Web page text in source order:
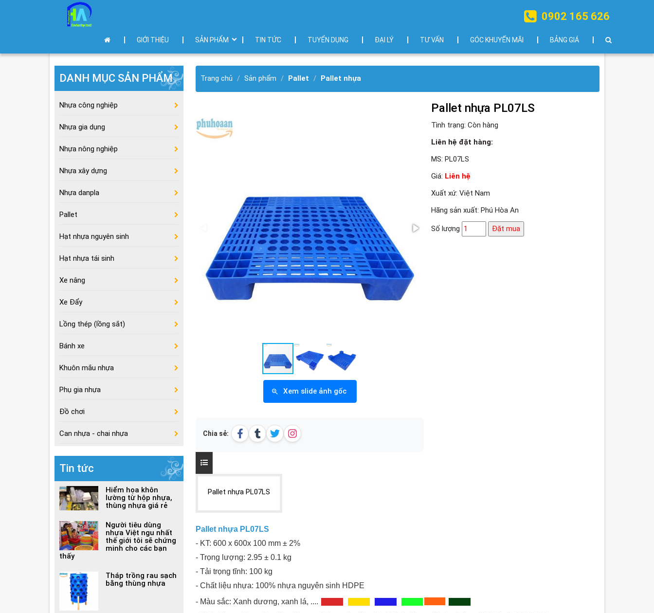
GIỚI THIỆU SẢN PHẨM TIN TỨC TUYỂN DỤNG ĐẠI LÝ TƯ VẤN GÓC KHUYẾN MÃI BẢNG GIÁ
0902 165 626
Trang chủ Sản phẩm Pallet Pallet nhựa
Xem slide ảnh gốc
Chia sẻ:
Pallet nhựa PL07LS
Tình trạng: Còn hàng
Liên hệ đặt hàng:
MS: PL07LS
Giá: Liên hệ
Xuất xứ: Việt Nam
Hãng sản xuất: Phú Hòa An
Số lượng Đặt mua
Pallet nhựa PL07LS
Pallet nhựa PL07LS
- KT: 600 x 600x 100 mm ± 2%
- Trọng lượng: 2.95 ± 0.1 kg
- Tải trọng tĩnh: 100 kg
- Chất liệu nhựa: 100% nhựa nguyên sinh HDPE
- Màu sắc: Xanh dương, xanh lá, ....
DANH MỤC SẢN PHẨM
Nhựa công nghiệp
Nhựa gia dụng
Nhựa nông nghiệp
Nhựa xây dựng
Nhựa danpla
Pallet
Hạt nhựa nguyên sinh
Hạt nhựa tái sinh
Xe nâng
Xe Đẩy
Lồng thép (lồng sắt)
Bánh xe
Khuôn mắu nhựa
Phụ gia nhựa
Đồ chơi
Can nhựa - chai nhựa
Tin tức
Hiểm họa khôn
lường từ hộp nhựa,
thùng nhựa giá rẻ
Người tiêu dùng
nhựa Việt ngu nhất
thế giới tôi sẽ chứng
minh cho các bạn
thấy
Tháp trồng rau sạch
bằng thùng nhựa